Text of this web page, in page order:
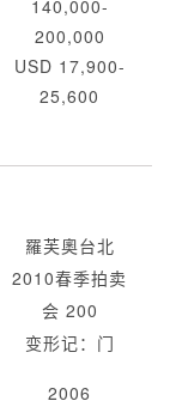
140,000-
200,000
USD 17,900-
25,600
羅芙奧台北
2010春季拍卖
会 200
变形记：门
2006